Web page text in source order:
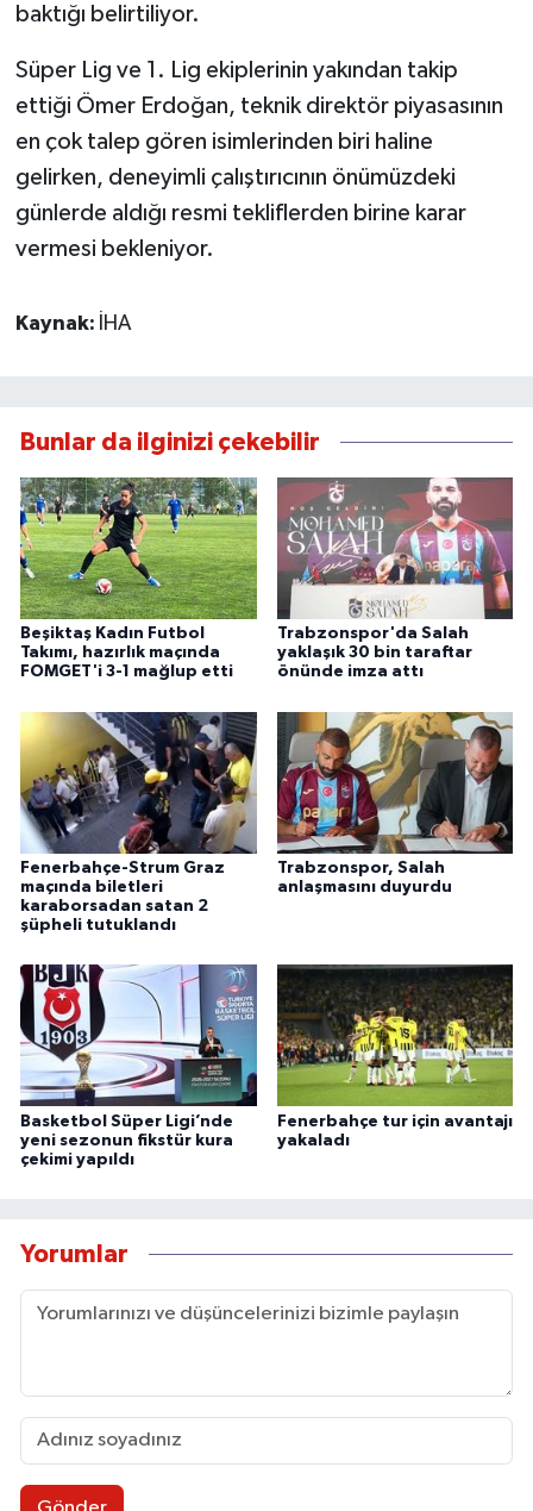
baktığı belirtiliyor.
Süper Lig ve 1. Lig ekiplerinin yakından takip
ettiği Ömer Erdoğan, teknik direktör piyasasının
en çok talep gören isimlerinden biri haline
gelirken, deneyimli çalıştırıcının önümüzdeki
günlerde aldığı resmi tekliflerden birine karar
vermesi bekleniyor.
Kaynak: İHA
Bunlar da ilginizi çekebilir
Beşiktaş Kadın Futbol
Takımı, hazırlık maçında
FOMGET'i 3-1 mağlup etti
Trabzonspor'da Salah
yaklaşık 30 bin taraftar
önünde imza attı
Fenerbahçe-Strum Graz
maçında biletleri
karaborsadan satan 2
şüpheli tutuklandı
Trabzonspor, Salah
anlaşmasını duyurdu
Basketbol Süper Ligi’nde
yeni sezonun fikstür kura
çekimi yapıldı
Fenerbahçe tur için avantajı
yakaladı
Yorumlar